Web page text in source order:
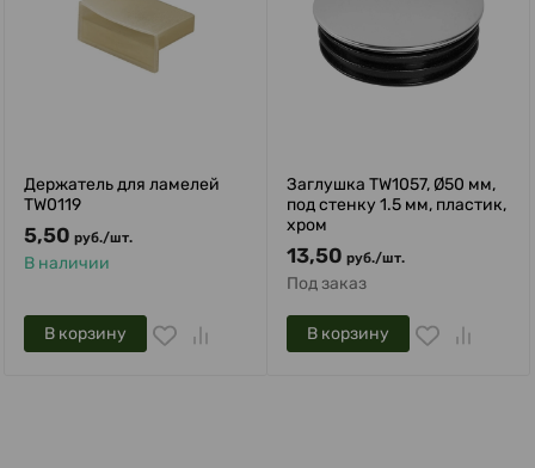
Держатель для ламелей
TW0119
5,50 руб./шт.
В наличии
В корзину
Заглушка TW1057, Ø50 мм,
под стенку 1.5 мм, пластик,
хром
13,50 руб./шт.
Под заказ
В корзину